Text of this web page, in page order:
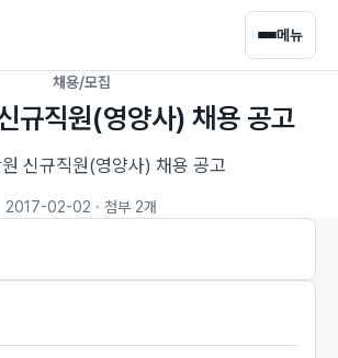
메뉴
채용/모집
규직원(영양사) 채용 공고
신규직원(영양사) 채용 공고
2017-02-02 · 첨부 2개